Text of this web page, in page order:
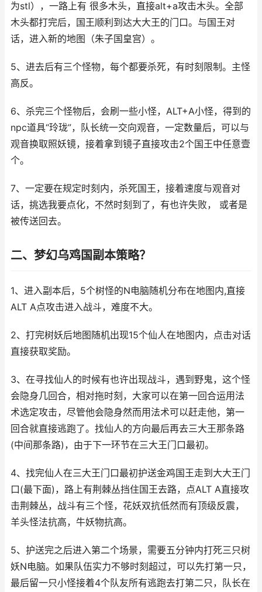
为stl），一路上有 很多木头，直接alt+a攻击木头。全部
木头都打完后，国王顺利到达大大王的门口。与国王对
话，进入新的地图（朱子国皇宫）。
5、进去后有三个怪物，每个都要杀死，有时刻限制。主怪
高反。
6、杀完三个怪物后，会刷一些小怪，ALT+A小怪，得到的
npc道具“玲珑”，队长统一交向观音，一定数量后，可以与
观音换取照妖镜，接着拿到镜子直接攻击2个国王中任意壹
个。
7、一定要在规定时刻内，杀死国王，接着速度与观音对
话，挑选我要点化，不然时刻到了，有也许失败， 或者是
被传送回去。
二、梦幻乌鸡国副本策略？
1、进入副本后，5个树怪的N电脑随机分布在地图内,直接
ALT A点攻击进入战斗，难度不大。
2、打完树妖后地图随机出现15个仙人在地图内，点击对话
直接获取奖励。
3、在寻找仙人的时候有也许出现战斗，遇到野鬼，这个怪
会隐身几回合，相对拖时刻，大家可以在第一回合运用法
术选定攻击，尽管他会隐身然而用法术可以赶走他，第一
回合就直接逃跑了。找仙人的方向最后再去三大王那条路
(中间那条路)，由于下一环节在三大王门口最初。
4、找完仙人在三大王门口最初护送金鸡国王走到大大王门
口(最下面)，路上有荆棘丛挡住国王去路，点ALT A直接攻
击荆棘丛，战斗有三个怪，花妖双抗低然而有顶级反震，
羊头怪法抗高，牛妖物抗高。
5、护送完之后进入第二个场景，需要五分钟内打死三只树
妖N电脑。如果队伍实力不够时刻超过，可以先打第一只，
最后留一只小怪接着4个队友所有逃跑去打第二只，队长在